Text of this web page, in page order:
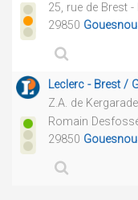
25, rue de Brest -
29850 Gouesnou
Leclerc - Brest /
Z.A. de
Romain
29850 Gouesnou